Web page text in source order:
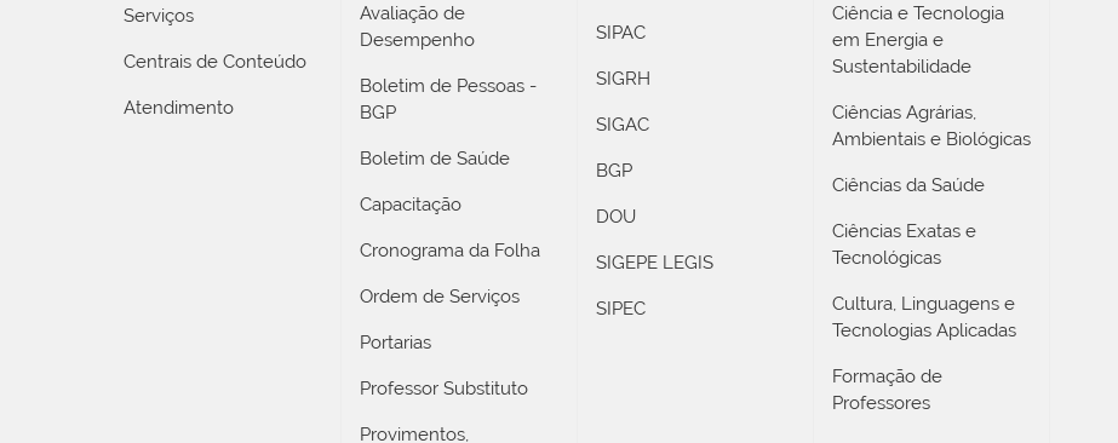
Serviços
Centrais de Conteúdo
Atendimento
Avaliação de
Desempenho
Boletim de Pessoas -
BGP
Boletim de Saúde
Capacitação
Cronograma da Folha
Ordem de Serviços
Portarias
Professor Substituto
Provimentos,
SIPAC
SIGRH
SIGAC
BGP
DOU
SIGEPE LEGIS
SIPEC
Ciência e Tecnologia
em Energia e
Sustentabilidade
Ciências Agrárias,
Ambientais e Biológicas
Ciências da Saúde
Ciências Exatas e
Tecnológicas
Cultura, Linguagens e
Tecnologias Aplicadas
Formação de
Professores